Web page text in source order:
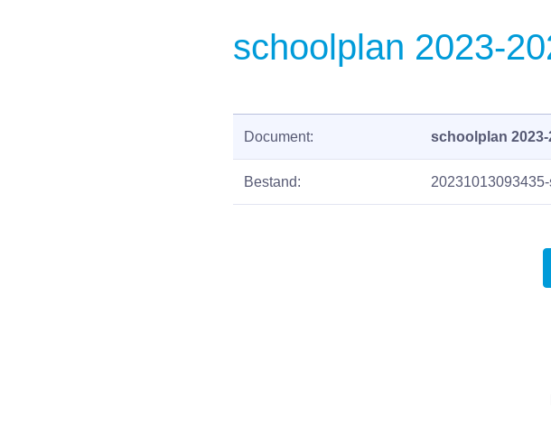
schoolplan 2023-
Document: schoolplan 2023-
Bestand: